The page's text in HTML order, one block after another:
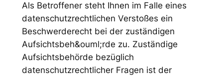
Als Betroffener steht Ihnen im Falle eines
datenschutzrechtlichen Verstoßes ein
Beschwerderecht bei der zuständigen
Aufsichtsbeh&ouml;rde zu. Zuständige
Aufsichtsbehörde bezüglich
datenschutzrechtlicher Fragen ist der